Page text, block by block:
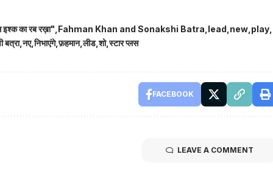
का रब रख़ा" Fahman Khan and Sonakshi Batra lead new play
बत्रा नए निभाएंगे फ़हमान लीड शो स्टार प्लस
FACEBOOK
LEAVE A COMMENT